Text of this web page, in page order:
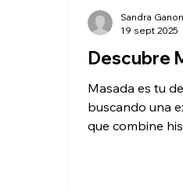
Descubre
Masada es tu
buscando una
que combine
Sandra Ganon
19 sept 2025